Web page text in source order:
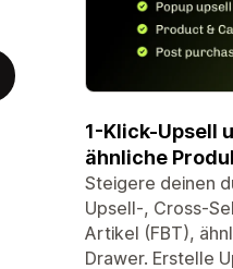
1-Klick-Upsell
ähnliche
Steigere deinen
Upsell-, Cross-
Artikel (FBT),
Drawer. Erstelle